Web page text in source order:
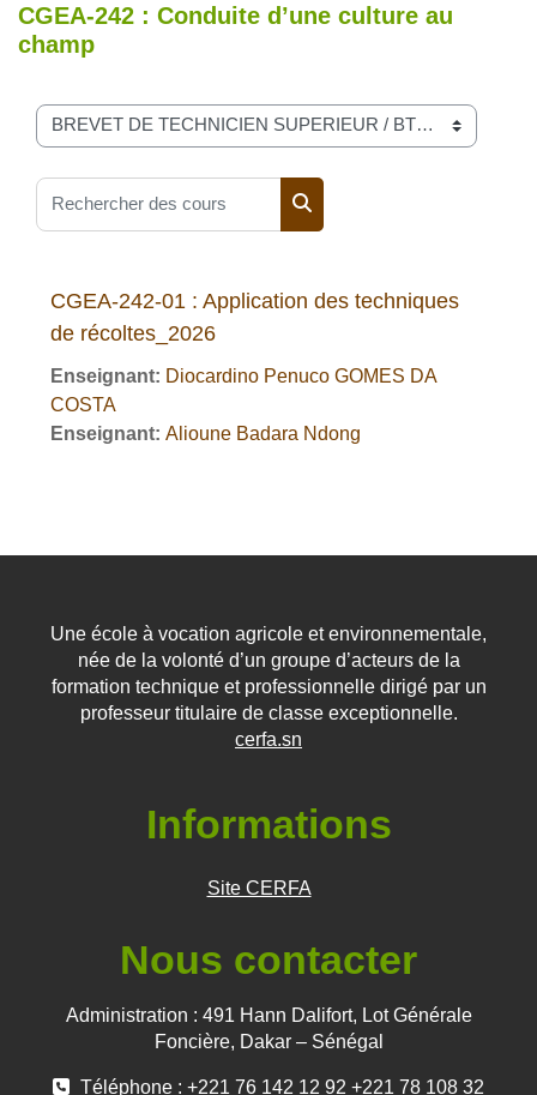
CGEA-242 : Conduite d’une culture au
champ
Catégories de cours
Rechercher des cours
Rechercher des cours
CGEA-242-01 : Application des techniques
de récoltes_2026
Enseignant: Diocardino Penuco GOMES DA
COSTA
Enseignant: Alioune Badara Ndong
Une école à vocation agricole et environnementale,
née de la volonté d’un groupe d’acteurs de la
formation technique et professionnelle dirigé par un
professeur titulaire de classe exceptionnelle.
cerfa.sn
Informations
Site CERFA
Nous contacter
Administration : 491 Hann Dalifort, Lot Générale
Foncière, Dakar – Sénégal
Téléphone : +221 76 142 12 92 +221 78 108 32